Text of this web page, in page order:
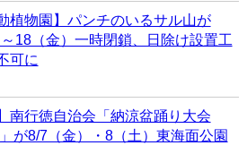
植物園】パンチのいるサル山が
18（金）一時閉鎖、日除け設置工
可に
南行徳自治会「納涼盆踊り大会
」が8/7（金）・8（土）東海面公園